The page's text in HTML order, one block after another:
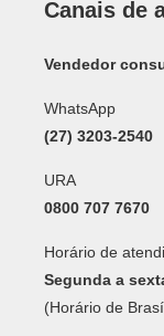
Canais de
Vendedor
WhatsApp
(27) 3203-2540
URA
0800 707 7670
Horário de
Segunda a
(Horário de